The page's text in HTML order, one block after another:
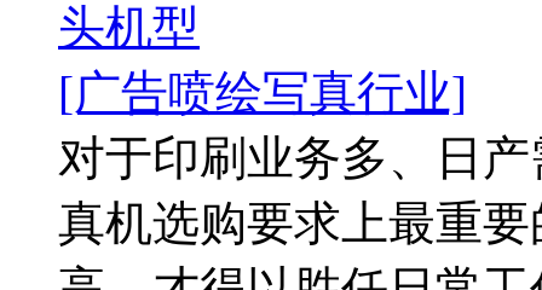
头机型
[广告喷绘写真行业]
对于印刷业务多、日
真机选购要求上最重